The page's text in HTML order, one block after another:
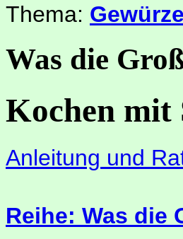
Thema: Gewürze
Was die
Kochen mit
Anleitung und
Reihe: Was die